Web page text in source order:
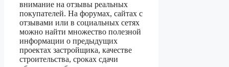
внимание на отзывы реальных
покупателей. На форумах, сайтах с
отзывами или в социальных сетях
можно найти множество полезной
информации о предыдущих
проектах застройщика, качестве
строительства, сроках сдачи